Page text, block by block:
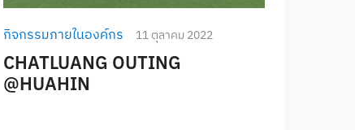
กิจกรรมภายในองค์กร 11 ตุลาคม 2022
CHATLUANG OUTING
@HUAHIN